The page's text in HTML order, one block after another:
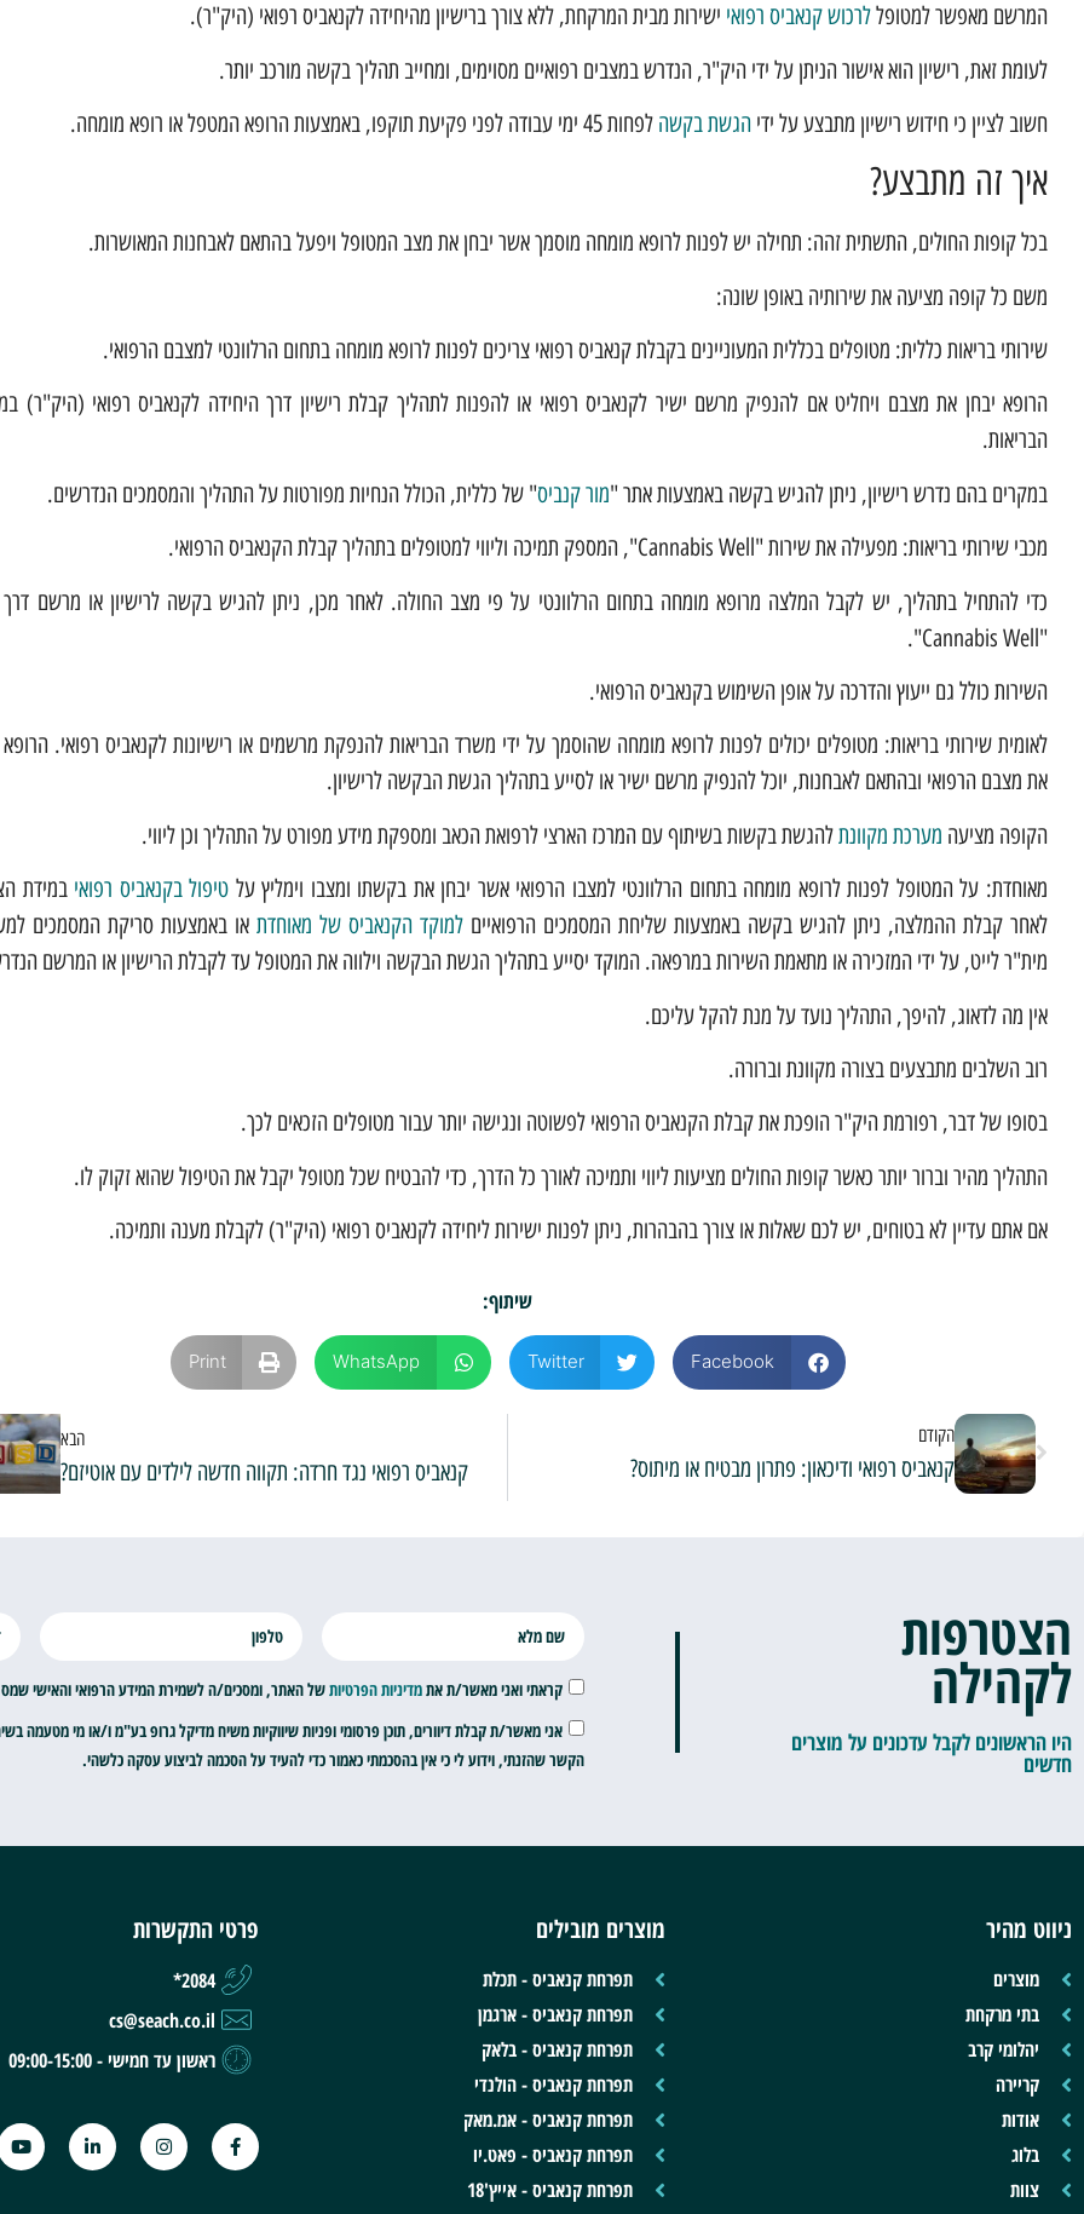
המרשם מאפשר למטופללרכוש קנאביס רפואי ישירות מבית המרקחת, ללא צורך ברישיון מהיחידה לקנאביס רפואי (היק"ר).
לעומת זאת, רישיון הוא אישור הניתן על ידי היק"ר, הנדרש במצבים רפואיים מסוימים, ומחייב תהליך בקשה מורכב יותר.
חשוב לציין כי חידוש רישיון מתבצע על ידי הגשת בקשה לפחות 45 ימי עבודה לפני פקיעת תוקפו, באמצעות הרופא המטפל או רופא מומחה.
איך זה מתבצע?
בכל קופות החולים, התשתית זהה: תחילה יש לפנות לרופא מומחה מוסמך אשר יבחן את מצב המטופל ויפעל בהתאם לאבחנות המאושרות.
משם כל קופה מציעה את שירותיה באופן שונה:
שירותי בריאות כללית: מטופלים בכללית המעוניינים בקבלת קנאביס רפואי צריכים לפנות לרופא מומחה בתחום הרלוונטי למצבם הרפואי.
הרופא יבחן את מצבם ויחליט אם להנפיק מרשם ישיר לקנאביס רפואי או להפנות לתהליך קבלת רישיון דרך היחידה לקנאביס רפואי (היק"ר)
הבריאות.
במקרים בהם נדרש רישיון, ניתן להגיש בקשה באמצעות אתר "מור קנביס" של כללית, הכולל הנחיות מפורטות על התהליך והמסמכים הנדרשים.
מכבי שירותי בריאות: מפעילה את שירות "Cannabis Well", המספק תמיכה וליווי למטופלים בתהליך קבלת הקנאביס הרפואי.
כדי להתחיל בתהליך, יש לקבל המלצה מרופא מומחה בתחום הרלוונטי על פי מצב החולה. לאחר מכן, ניתן להגיש בקשה לרישיון או מרשם
"Cannabis Well".
השירות כולל גם ייעוץ והדרכה על אופן השימוש בקנאביס הרפואי.
לאומית שירותי בריאות: מטופלים יכולים לפנות לרופא מומחה שהוסמך על ידי משרד הבריאות להנפקת מרשמים או רישיונות לקנאביס רפואי. הרופא
את מצבם הרפואי ובהתאם לאבחנות, יוכל להנפיק מרשם ישיר או לסייע בתהליך הגשת הבקשה לרישיון.
הקופה מציעה מערכת מקוונתלהגשת בקשות בשיתוף עם המרכז הארצי לרפואת הכאב ומספקת מידע מפורט על התהליך וכן ליווי.
מאוחדת: על המטופל לפנות לרופא מומחה בתחום הרלוונטי למצבו הרפואי אשר יבחן את בקשתו ומצבו וימליץ על טיפול בקנאביס רפואי במידת
לאחר קבלת ההמלצה, ניתן להגיש בקשה באמצעות שליחת המסמכים הרפואיים למוקד הקנאביס של מאוחדת או באמצעות סריקת המסמכים
מית"ר לייט, על ידי המזכירה או מתאמת השירות במרפאה. המוקד יסייע בתהליך הגשת הבקשה וילווה את המטופל עד לקבלת הרישיון או המרשם
אין מה לדאוג, להיפך, התהליך נועד על מנת להקל עליכם.
רוב השלבים מתבצעים בצורה מקוונת וברורה.
בסופו של דבר, רפורמת היק"ר הופכת את קבלת הקנאביס הרפואי לפשוטה ונגישה יותר עבור מטופלים הזכאים לכך.
התהליך מהיר וברור יותר כאשר קופות החולים מציעות ליווי ותמיכה לאורך כל הדרך, כדי להבטיח שכל מטופל יקבל את הטיפול שהוא זקוק לו.
אם אתם עדיין לא בטוחים, יש לכם שאלות או צורך בהבהרות, ניתן לפנות ישירות ליחידה לקנאביס רפואי (היק"ר) לקבלת מענה ותמיכה.
שיתוף:
Facebook
Twitter
WhatsApp
Print
הקודם
קנאביס רפואי ודיכאון: פתרון מבטיח או מיתוס?
הבא
קנאביס רפואי נגד חרדה: תקווה חדשה לילדים עם אוטיזם?
הצטרפות
לקהילה
היו הראשונים לקבל עדכונים על מוצרים
חדשים
קראתי ואני מאשר/ת אתמדיניות הפרטיותשל האתר, ומסכים/ה לשמירת המידע הרפואי והאישי
אני מאשר/ת קבלת דיוורים, תוכן פרסומי ופניות שיווקיות משיח מדיקל גרופ בע"מ ו/או מי מטעמה
הקשר שהזנתי, וידוע לי כי אין בהסכמתי כאמור כדי להעיד על הסכמה לביצוע עסקה כלשהי.
ניווט מהיר
מוצרים
בתי מרקחת
יהלומי קרב
קריירה
אודות
בלוג
צוות
מוצרים מובילים
תפרחת קנאביס - תכלת
תפרחת קנאביס - ארגמן
תפרחת קנאביס - בלאק
תפרחת קנאביס - הולנדי
תפרחת קנאביס - אמ.מאק
תפרחת קנאביס - פאט.יו
תפרחת קנאביס - אייץ'18
פרטי התקשרות
2084*
cs@seach.co.il
ראשון עד חמישי - 09:00-15:00